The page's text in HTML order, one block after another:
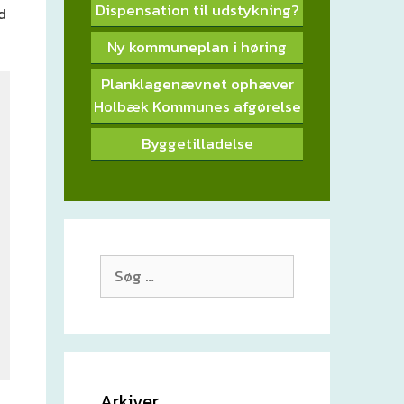
Dispensation til udstykning?
Ny kommuneplan i høring
Planklagenævnet ophæver
Holbæk Kommunes afgørelse
Byggetilladelse
efter: